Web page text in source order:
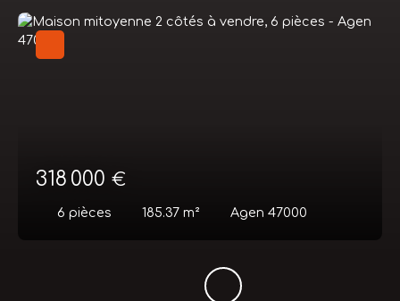
318 000 €
6 pièces 185.37 m² Agen 47000